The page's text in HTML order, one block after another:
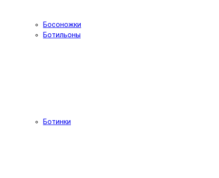
Босоножки
Ботильоны
Ботинки